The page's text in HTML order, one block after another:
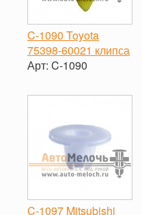
C-1090 Toyota
75398-60021 клипса
Арт: C-1090
-
+
C-1097 Mitsubishi